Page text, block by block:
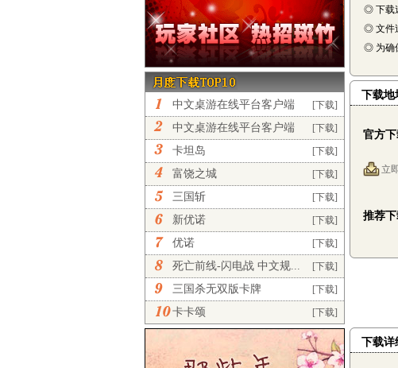
[下载]
中文桌游在线平台客户端
完... [下载]
中文桌游在线平台客户端
正... [下载]
卡坦岛
[下载]
富饶之城
[下载]
三国斩
[下载]
新优诺
[下载]
优诺
[下载]
死亡前线-闪电战 中文规...
[下载]
三国杀无双版卡牌
[下载]
卡卡颂
◎ 下载
◎ 文件
◎ 为确
下载地
官方
立
推荐
下载详